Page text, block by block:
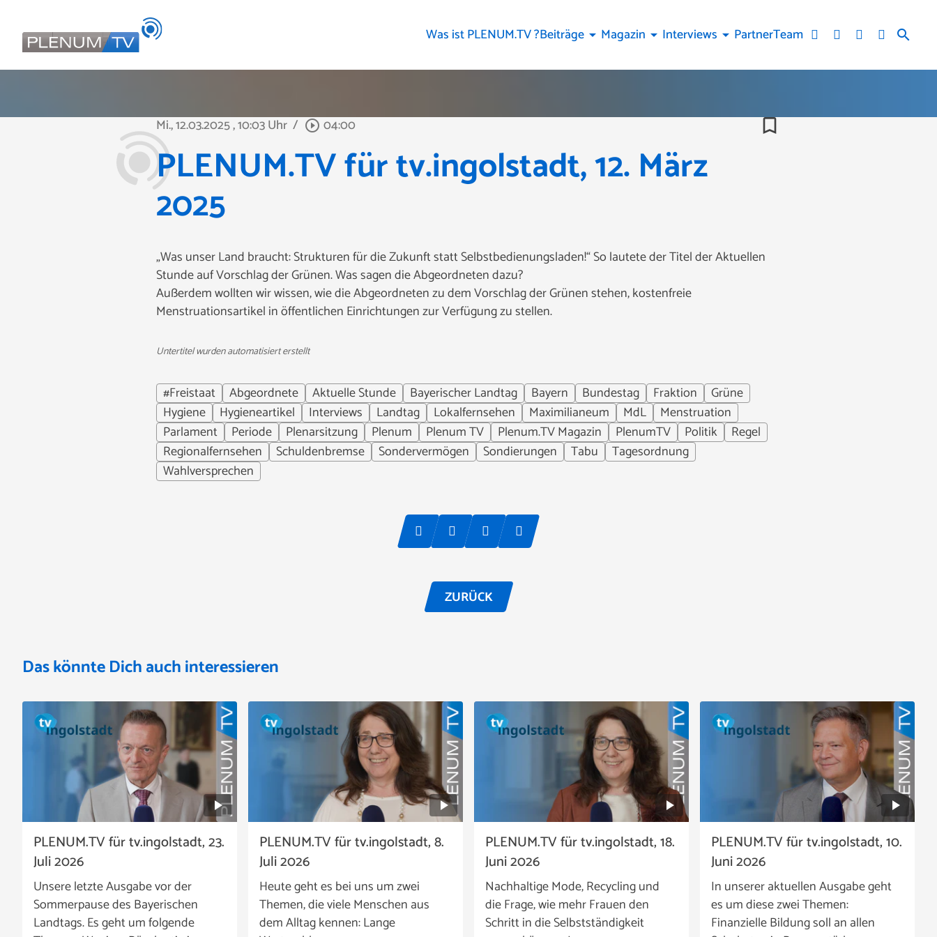
search
Was ist PLENUM.TV ?Beiträge arrow_drop_down Magazin arrow_drop_down Interviews arrow_drop_down PartnerTeam
Mi., 12.03.2025, 10:03 Uhr / play_circle_outline 04:00 bookmark_border
PLENUM.TV für tv.ingolstadt, 12. März
2025
„Was unser Land braucht: Strukturen für die Zukunft statt Selbstbedienungsladen!“ So lautete der Titel der Aktuellen
Stunde auf Vorschlag der Grünen. Was sagen die Abgeordneten dazu?
Außerdem wollten wir wissen, wie die Abgeordneten zu dem Vorschlag der Grünen stehen, kostenfreie
Menstruationsartikel in öffentlichen Einrichtungen zur Verfügung zu stellen.
Untertitel wurden automatisiert erstellt
#Freistaat Abgeordnete Aktuelle Stunde Bayerischer Landtag Bayern Bundestag Fraktion
Grüne
Hygiene
Hygieneartikel Interviews Landtag Lokalfernsehen Maximilianeum MdL
Menstruation
Parlament
Periode Plenarsitzung Plenum Plenum TV Plenum.TV Magazin PlenumTV Politik
Regel
Regionalfernsehen
Schuldenbremse Sondervermögen Sondierungen Tabu
Tagesordnung
Wahlversprechen
ZURÜCK
Das könnte Dich auch interessieren
PLENUM.TV für tv.ingolstadt, 23.
Juli 2026
Unsere letzte Ausgabe vor der
Sommerpause des Bayerischen
Landtags. Es geht um folgende
PLENUM.TV für tv.ingolstadt, 8.
Juli 2026
Heute geht es bei uns um zwei
Themen, die viele Menschen aus
dem Alltag kennen: Lange
PLENUM.TV für tv.ingolstadt, 18.
Juni 2026
Nachhaltige Mode, Recycling und
die Frage, wie mehr Frauen den
Schritt in die Selbstständigkeit
PLENUM.TV für tv.ingolstadt, 10.
Juni 2026
In unserer aktuellen Ausgabe geht
es um diese zwei Themen:
Finanzielle Bildung soll an allen